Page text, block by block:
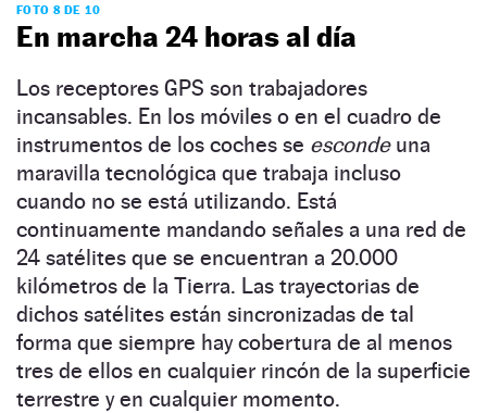
FOTO 8 DE 10
En marcha 24 horas al día
Los receptores GPS son trabajadores
incansables. En los móviles o en el cuadro de
instrumentos de los coches se escondeuna
maravilla tecnológica que trabaja incluso
cuando no se está utilizando. Está
continuamente mandando señales a una red de
24 satélites que se encuentran a 20.000
kilómetros de la Tierra. Las trayectorias de
dichos satélites están sincronizadas de tal
forma que siempre hay cobertura de al menos
tres de ellos en cualquier rincón de la superficie
terrestre y en cualquier momento.